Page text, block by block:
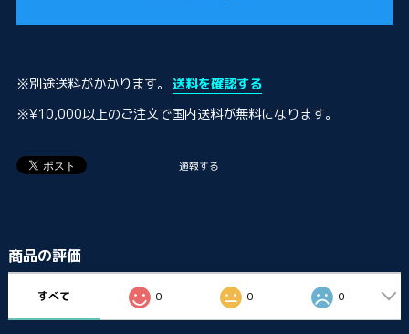
※別途送料がかかります。 送料を確認する
※¥10,000以上のご注文で国内送料が無料になります。
通報する
商品の評価
すべて 0 0 0